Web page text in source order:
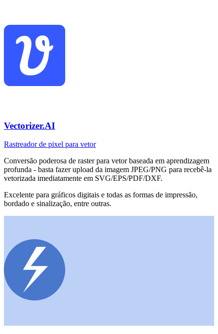
Vectorizer.AI
Rastreador de pixel para vetor
Conversão poderosa de raster para vetor baseada em aprendizagem
profunda - basta fazer upload da imagem JPEG/PNG para recebê-la
vetorizada imediatamente em SVG/EPS/PDF/DXF.
Excelente para gráficos digitais e todas as formas de impressão,
bordado e sinalização, entre outras.